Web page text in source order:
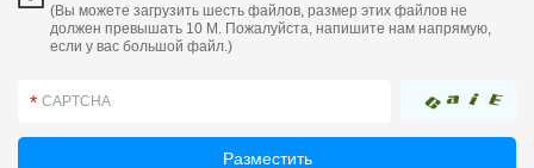
(Вы можете загрузить шесть файлов, размер этих файлов не
должен превышать 10 М. Пожалуйста, напишите нам напрямую,
если у вас большой файл.)